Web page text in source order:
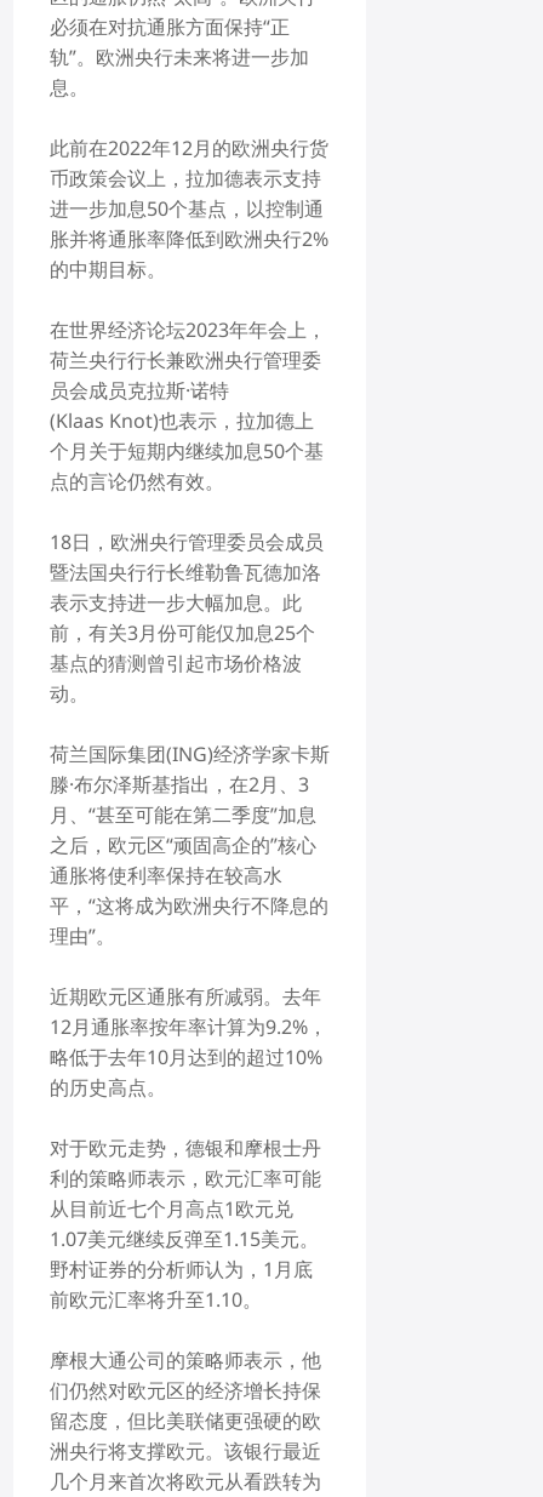
必须在对抗通胀方面保持“正
轨”。欧洲央行未来将进一步加
息。
此前在2022年12月的欧洲央行货
币政策会议上，拉加德表示支持
进一步加息50个基点，以控制通
胀并将通胀率降低到欧洲央行2%
的中期目标。
在世界经济论坛2023年年会上，
荷兰央行行长兼欧洲央行管理委
员会成员克拉斯·诺特
(Klaas Knot)也表示，拉加德上
个月关于短期内继续加息50个基
点的言论仍然有效。
18日，欧洲央行管理委员会成员
暨法国央行行长维勒鲁瓦德加洛
表示支持进一步大幅加息。此
前，有关3月份可能仅加息25个
基点的猜测曾引起市场价格波
动。
荷兰国际集团(ING)经济学家卡斯
滕·布尔泽斯基指出，在2月、3
月、“甚至可能在第二季度”加息
之后，欧元区“顽固高企的”核心
通胀将使利率保持在较高水
平，“这将成为欧洲央行不降息的
理由”。
近期欧元区通胀有所减弱。去年
12月通胀率按年率计算为9.2%，
略低于去年10月达到的超过10%
的历史高点。
对于欧元走势，德银和摩根士丹
利的策略师表示，欧元汇率可能
从目前近七个月高点1欧元兑
1.07美元继续反弹至1.15美元。
野村证券的分析师认为，1月底
前欧元汇率将升至1.10。
摩根大通公司的策略师表示，他
们仍然对欧元区的经济增长持保
留态度，但比美联储更强硬的欧
洲央行将支撑欧元。该银行最近
几个月来首次将欧元从看跌转为